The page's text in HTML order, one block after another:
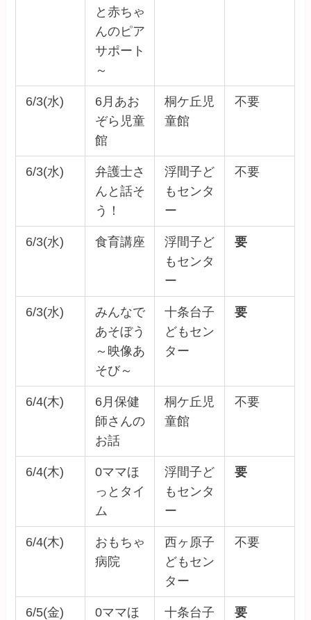
と赤ちゃ
んのピア
サポート
～
6/3(水)
6月あお
ぞら児童
館
桐ケ丘児
童館
不要
6/3(水)
弁護士さ
んと話そ
う！
浮間子ど
もセンタ
ー
不要
6/3(水) 食育講座
浮間子ど
もセンタ
ー
要
6/3(水)
みんなで
あそぼう
～映像あ
そび～
十条台子
どもセン
ター
要
6/4(木)
6月保健
師さんの
お話
桐ケ丘児
童館
不要
6/4(木)
0ママほ
っとタイ
ム
浮間子ど
もセンタ
ー
要
6/4(木)
おもちゃ
病院
西ヶ原子
どもセン
ター
不要
6/5(金)
0ママほ
十条台子
要